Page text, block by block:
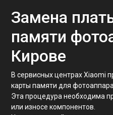
Замена
памяти
Кирове
В сервисных центрах Xiaomi
карты памяти для
Эта процедура необходима
или износе компонентов.